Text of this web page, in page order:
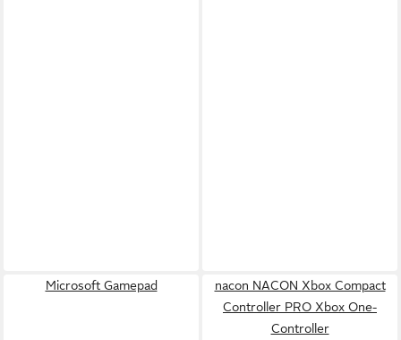
Microsoft Gamepad
nacon NACON Xbox Compact
Controller PRO Xbox One-
Controller